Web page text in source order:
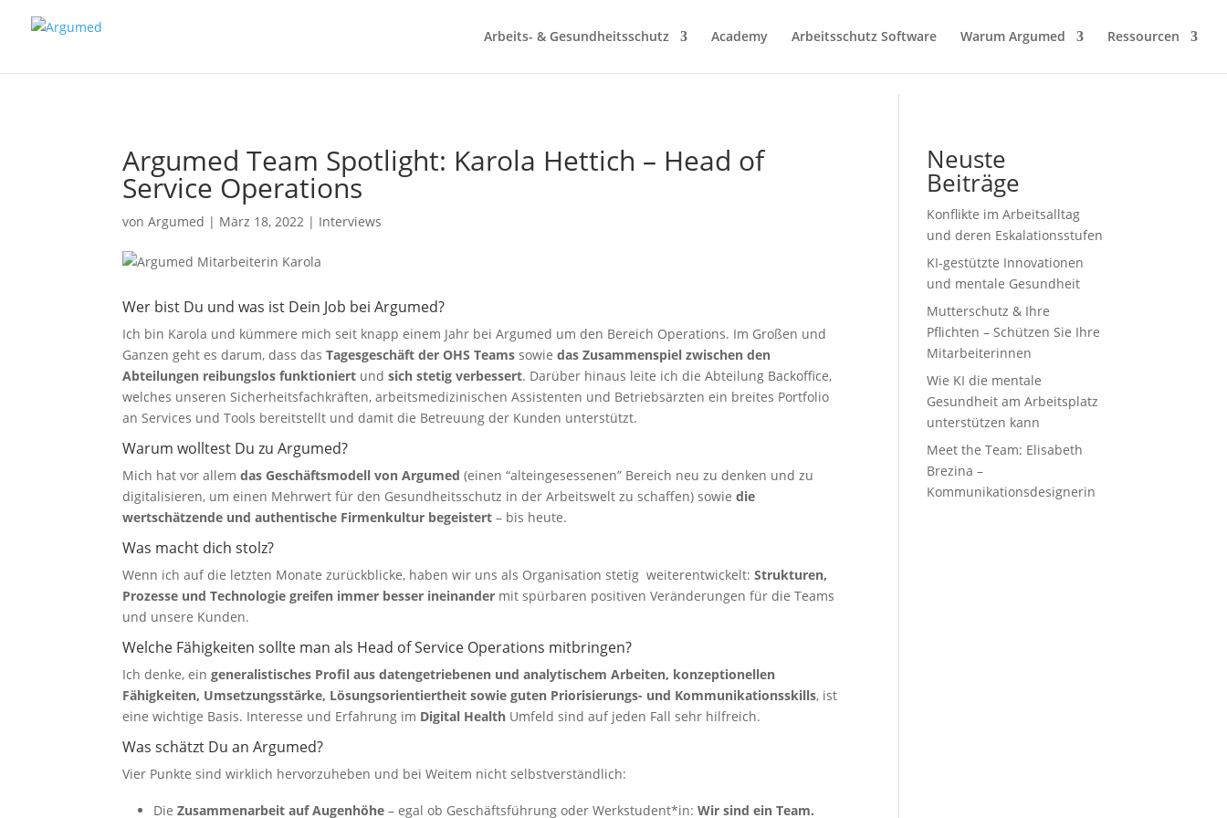
Arbeits- & Gesundheitsschutz
Academy Arbeitsschutz Software Warum Argumed Ressourcen
Argumed Team Spotlight: Karola Hettich – Head of
Service Operations
vonArgumed | März 18, 2022 | Interviews
Wer bist Du und was ist Dein Job bei Argumed?
Ich bin Karola und kümmere mich seit knapp einem Jahr bei Argumed um den Bereich Operations. Im Großen und
Ganzen geht es darum, dass dasTagesgeschäft der OHS Teams sowiedas Zusammenspiel zwischen den
Abteilungen reibungslos funktioniert undsich stetig verbessert. Darüber hinaus leite ich die Abteilung Backoffice,
welches unseren Sicherheitsfachkräften, arbeitsmedizinischen Assistenten und Betriebsärzten ein breites Portfolio
an Services und Tools bereitstellt und damit die Betreuung der Kunden unterstützt.
Warum wolltest Du zu Argumed?
Mich hat vor allem das Geschäftsmodell von Argumed (einen “alteingesessenen” Bereich neu zu denken und zu
digitalisieren, um einen Mehrwert für den Gesundheitsschutz in der Arbeitswelt zu schaffen) sowiedie
wertschätzende und authentische Firmenkultur begeistert – bis heute.
Was macht dich stolz?
Wenn ich auf die letzten Monate zurückblicke, haben wir uns als Organisation stetig weiterentwickelt:Strukturen,
Prozesse und Technologie greifen immer besser ineinander mit spürbaren positiven Veränderungen für die Teams
und unsere Kunden.
Welche Fähigkeiten sollte man als Head of Service Operations mitbringen?
Ich denke, eingeneralistisches Profil aus datengetriebenen und analytischem Arbeiten, konzeptionellen
Fähigkeiten, Umsetzungsstärke, Lösungsorientiertheit sowie guten Priorisierungs- und Kommunikationsskills, ist
eine wichtige Basis. Interesse und Erfahrung im Digital Health Umfeld sind auf jeden Fall sehr hilfreich.
Was schätzt Du an Argumed?
Vier Punkte sind wirklich hervorzuheben und bei Weitem nicht selbstverständlich:
DieZusammenarbeit auf Augenhöhe – egal ob Geschäftsführung oder Werkstudent*in:Wir sind ein Team.
Neuste
Beiträge
Konflikte im Arbeitsalltag
und deren Eskalationsstufen
KI-gestützte Innovationen
und mentale Gesundheit
Mutterschutz & Ihre
Pflichten – Schützen Sie Ihre
Mitarbeiterinnen
Wie KI die mentale
Gesundheit am Arbeitsplatz
unterstützen kann
Meet the Team: Elisabeth
Brezina –
Kommunikationsdesignerin